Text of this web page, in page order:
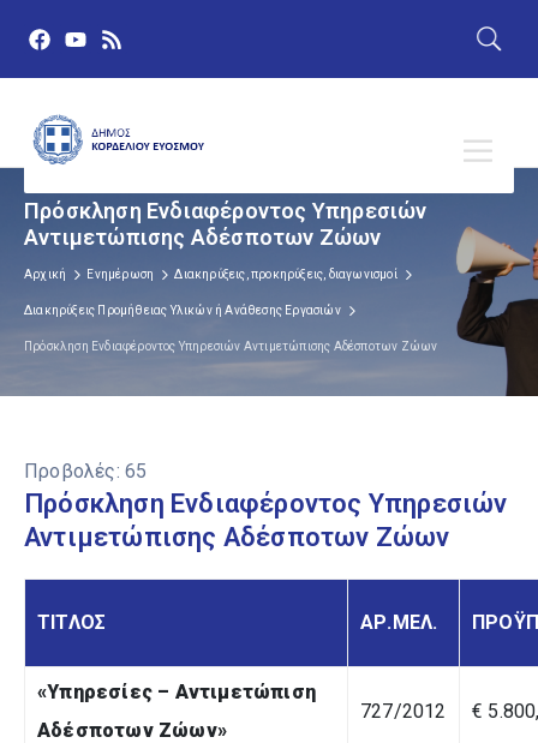
Πρόσκληση Ενδιαφέροντος Υπηρεσιών
Αντιμετώπισης Αδέσποτων Ζώων
Αρχική Ενημέρωση Διακηρύξεις, προκηρύξεις, διαγωνισμοί
Διακηρύξεις Προμήθειας Υλικών ή Ανάθεσης Εργασιών
Πρόσκληση Ενδιαφέροντος Υπηρεσιών Αντιμετώπισης Αδέσποτων Ζώων
Προβολές: 65
Πρόσκληση Ενδιαφέροντος Υπηρεσιών
Αντιμετώπισης Αδέσποτων Ζώων
ΤΙΤΛΟΣ ΑΡ.ΜΕΛ.
«Υπηρεσίες – Αντιμετώπιση
Αδέσποτων Ζώων»
727/2012 €